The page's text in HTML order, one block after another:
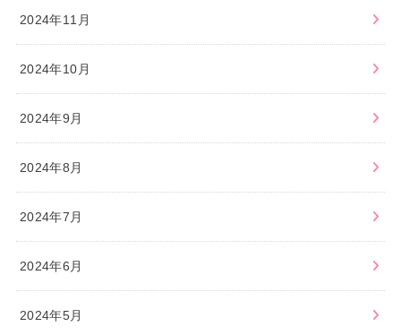
2024年11月
2024年10月
2024年9月
2024年8月
2024年7月
2024年6月
2024年5月